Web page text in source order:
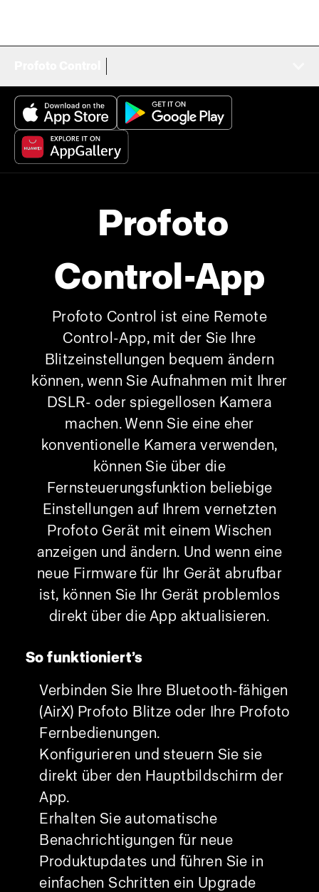
Profoto
Control-App
Profoto Control ist eine Remote
Control-App, mit der Sie Ihre
Blitzeinstellungen bequem ändern
können, wenn Sie Aufnahmen mit Ihrer
DSLR- oder spiegellosen Kamera
machen. Wenn Sie eine eher
konventionelle Kamera verwenden,
können Sie über die
Fernsteuerungsfunktion beliebige
Einstellungen auf Ihrem vernetzten
Profoto Gerät mit einem Wischen
anzeigen und ändern. Und wenn eine
neue Firmware für Ihr Gerät abrufbar
ist, können Sie Ihr Gerät problemlos
direkt über die App aktualisieren.
So funktioniert’s
Verbinden Sie Ihre Bluetooth-fähigen
(AirX) Profoto Blitze oder Ihre Profoto
Fernbedienungen.
Konfigurieren und steuern Sie sie
direkt über den Hauptbildschirm der
App.
Erhalten Sie automatische
Benachrichtigungen für neue
Produktupdates und führen Sie in
einfachen Schritten ein Upgrade